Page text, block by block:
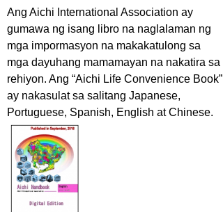
Ang Aichi International Association ay
gumawa ng isang libro na naglalaman ng
mga impormasyon na makakatulong sa
mga dayuhang mamamayan na nakatira sa
rehiyon. Ang “Aichi Life Convenience Book”
ay nakasulat sa salitang Japanese,
Portuguese, Spanish, English at Chinese.